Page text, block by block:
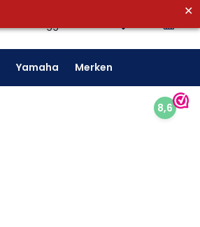
✕
Yamaha Merken
8,6